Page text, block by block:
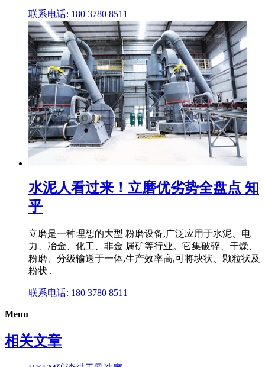
联系电话: 180 3780 8511
水泥人看过来！立磨优劣势全盘点 知
乎
立磨是一种理想的大型 粉磨设备,广泛应用于水泥、电
力、冶金、化工、非金 属矿等行业。它集破碎、干燥、
粉磨、分级输送于一体,生产效率高,可将块状、颗粒状及
粉状 .
联系电话: 180 3780 8511
Menu
相关文章